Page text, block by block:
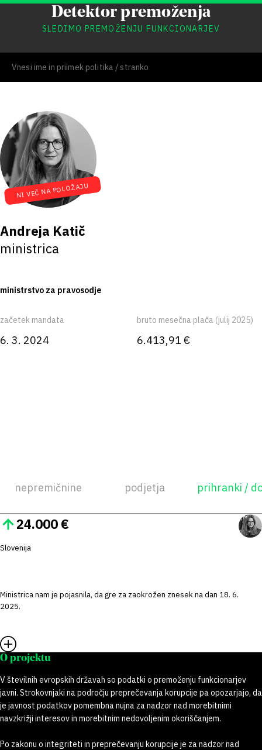
Detektor premoženja
SLEDIMO PREMOŽENJU FUNKCIONARJEV
NI VEČ NA POLOŽAJU
Andreja Katič
ministrica
ministrstvo za pravosodje
začetek mandata
6. 3. 2024
bruto mesečna plača (julij 2025)
6.413,91 €
nepremičnine podjetja prihranki /
24.000 €
Slovenija
Ministrica nam je pojasnila, da gre za zaokrožen znesek na dan 18. 6.
2025.
O projektu
V številnih evropskih državah so podatki o premoženju funkcionarjev
javni. Strokovnjaki na področju preprečevanja korupcije pa opozarjajo, da
je javnost podatkov pomembna nujna za nadzor nad morebitnimi
navzkrižji interesov in morebitnim nedovoljenim okoriščanjem.
Po zakonu o integriteti in preprečevanju korupcije je za nadzor nad